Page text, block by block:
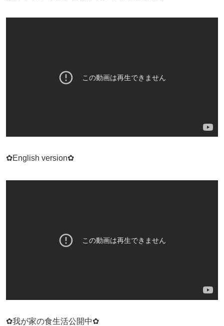
✿English version✿
✿我が家の食生活公開中✿